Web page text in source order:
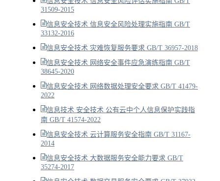
31509-2015
信息安全技术 信息安全风险处理实施指南 GB/T
33132-2016
信息安全技术 灾难恢复服务要求 GB/T 36957-2018
信息安全技术 网络安全事件应急演练指南 GB/T
38645-2020
信息安全技术 网络数据处理安全要求 GB/T 41479-
2022
信息技术 安全技术 公有云中个人信息保护实践指
南 GB/T 41574-2022
信息安全技术 云计算服务安全指南 GB/T 31167-
2014
信息安全技术 大数据服务安全能力要求 GB/T
35274-2017